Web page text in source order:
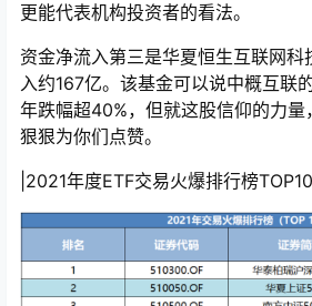
更能代表机构投资者的看法。
资金净流入第三是华夏恒生互联网科
入约167亿。该基金可以说中概互联
年跌幅超40%，但就这股信仰的力
狠狠为你们点赞。
|2021年度ETF交易火爆排行榜TOP10|